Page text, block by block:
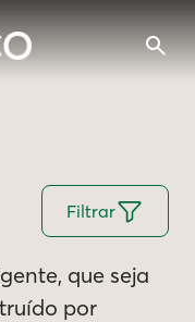
Filtrar
que seja
por